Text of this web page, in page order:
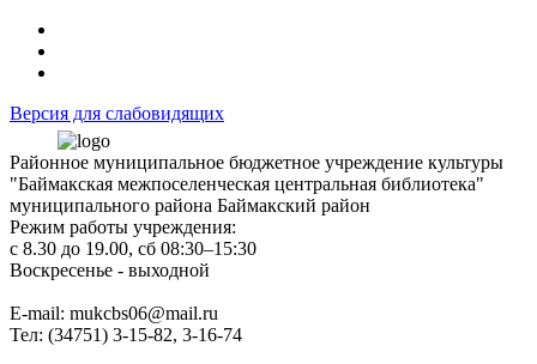
Версия для слабовидящих
Районное муниципальное бюджетное учреждение культуры
"Баймакская межпоселенческая центральная библиотека"
муниципального района Баймакский район
Режим работы учреждения:
с 8.30 до 19.00, сб 08:30–15:30
Воскресенье - выходной
Е-mail: mukcbs06@mail.ru
Тел: (34751) 3-15-82, 3-16-74